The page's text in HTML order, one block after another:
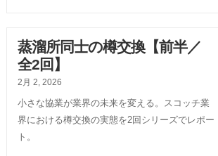
蒸溜所同士の樽交換【前半／
全2回】
2月 2, 2026
小さな協業が業界の未来を変える。スコッチ業
界における樽交換の実態を2回シリーズでレポー
ト。